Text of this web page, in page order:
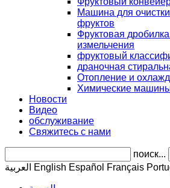
Машина для
фруктов
Фруктовая
измельчения
фруктовый
драночная
Отопление и
Химические
Новости
Видео
обслуживание
Свяжитесь с нами
поиск...
English Español Français